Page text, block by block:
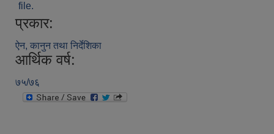
file.
प्रकार:
ऐन, कानुन तथा निर्देशिका
आर्थिक वर्ष:
७५/७६